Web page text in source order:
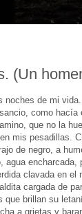
(Un
noches de mi
como hacía
que no la
mis pesadillas.
de negro, a
encharcada,
clavada en el
cargada de
brillan su
a grietas y